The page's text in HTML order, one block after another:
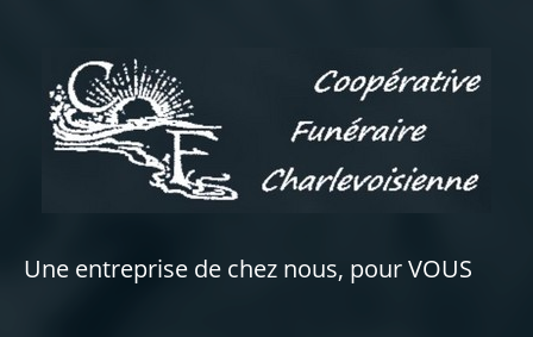
Une entreprise de chez nous, pour VOUS